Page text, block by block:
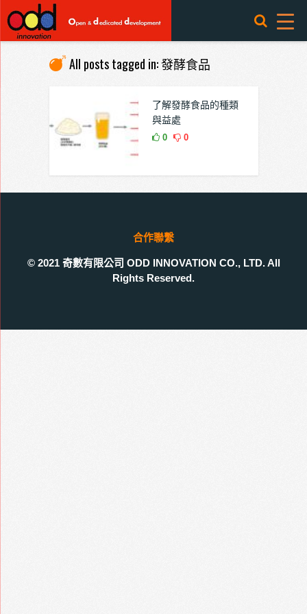
All posts tagged in: 發酵食品
了解發酵食品的種類
與益處
0 0
合作聯繫
© 2021 奇數有限公司 ODD INNOVATION CO., LTD. All
Rights Reserved.